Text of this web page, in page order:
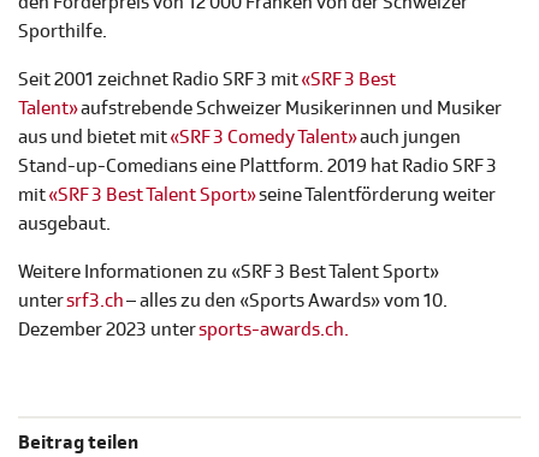
Sporthilfe.
Seit 2001 zeichnet Radio SRF 3 mit«SRF 3 Best
Talent»aufstrebende Schweizer Musikerinnen und Musiker
aus und bietet mit«SRF 3 Comedy Talent»auch jungen
Stand-up-Comedians eine Plattform. 2019 hat Radio SRF 3
mit«SRF 3 Best Talent Sport»seine Talentförderung weiter
ausgebaut.
Weitere Informationen zu «SRF 3 Best Talent Sport»
untersrf3.ch– alles zu den «Sports Awards» vom 10.
Dezember 2023 untersports-awards.ch.
Beitrag teilen